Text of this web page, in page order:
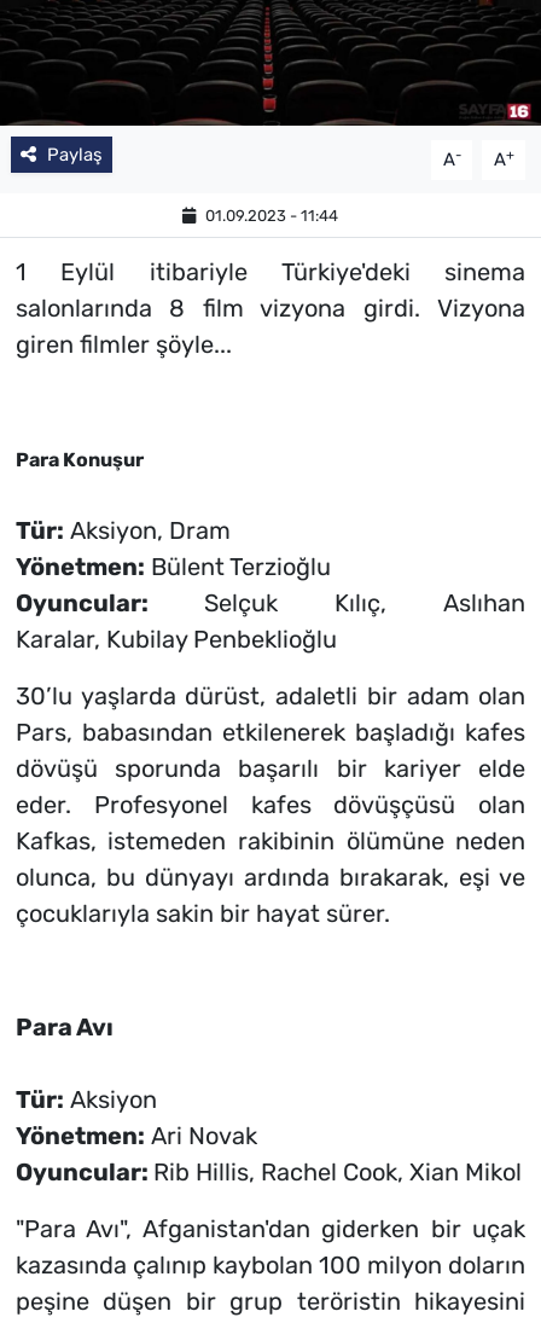
Paylaş A- A+
01.09.2023 - 11:44
1 Eylül itibariyle Türkiye'deki sinema
salonlarında 8 film vizyona girdi. Vizyona
giren filmler şöyle...
Para Konuşur
Tür: Aksiyon, Dram
Yönetmen: Bülent Terzioğlu
Oyuncular: Selçuk Kılıç, Aslıhan
Karalar, Kubilay Penbeklioğlu
30’lu yaşlarda dürüst, adaletli bir adam olan
Pars, babasından etkilenerek başladığı kafes
dövüşü sporunda başarılı bir kariyer elde
eder. Profesyonel kafes dövüşçüsü olan
Kafkas, istemeden rakibinin ölümüne neden
olunca, bu dünyayı ardında bırakarak, eşi ve
çocuklarıyla sakin bir hayat sürer.
Para Avı
Tür: Aksiyon
Yönetmen: Ari Novak
Oyuncular: Rib Hillis, Rachel Cook, Xian Mikol
"Para Avı", Afganistan'dan giderken bir uçak
kazasında çalınıp kaybolan 100 milyon doların
peşine düşen bir grup teröristin hikayesini